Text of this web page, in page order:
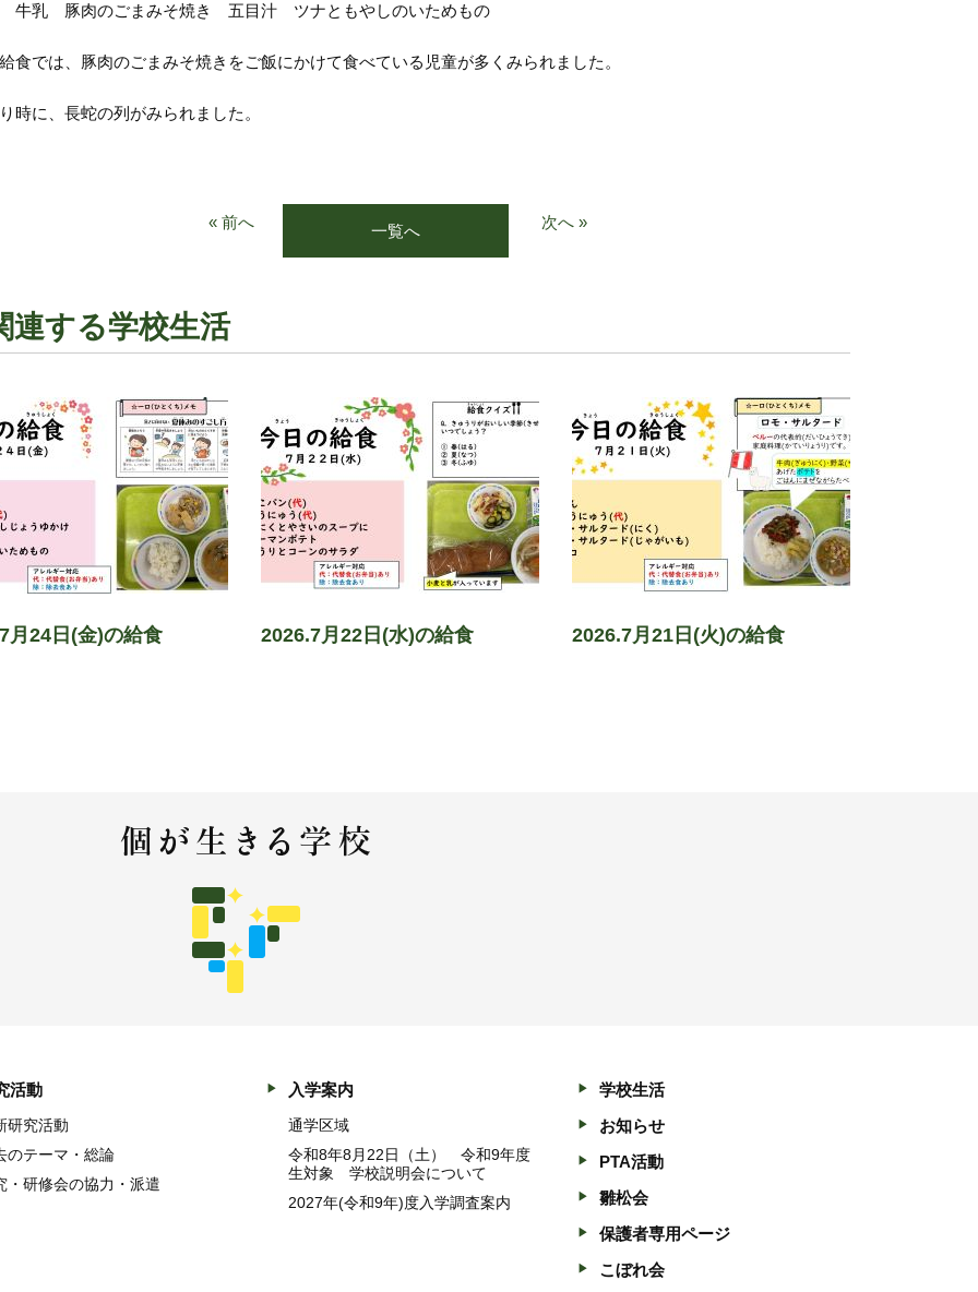
牛乳 豚肉のごまみそ焼き 五目汁 ツナともやしのいためもの
食では、豚肉のごまみそ焼きをご飯にかけて食べている児童が多くみられました。
時に、長蛇の列がみられました。
« 前へ 一覧へ 次へ »
連する学校生活
月24日(金)の給食 2026.7月22日(水)の給食 2026.7月21日(火)の給食
活動
研究活動
のテーマ・総論
・研修会の協力・派遣
入学案内
通学区域
令和8年8月22日（土） 令和9年度
生対象 学校説明会について
2027年(令和9年)度入学調査案内
学校生活
お知らせ
PTA活動
雛松会
保護者専用ページ
こぼれ会